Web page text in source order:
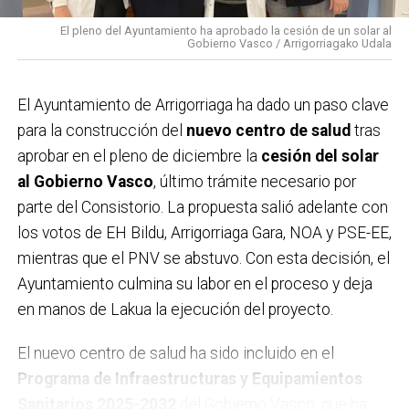
tanto en la recogida de alegaciones como en la
difusión de la campaña. Este respaldo se suma a la
domingo,que ya evidenció el rechazo de buena parte
de la localidad al proyecto ferroviario en su
configuración actual. Con estas acciones, el
Ayuntamiento considera que la postura ciudadana
queda claramente reforzada.
El pleno del Ayuntamiento ha aprobado la cesión de un solar al
Gobierno Vasco / Arrigorriagako Udala
El Ayuntamiento de Arrigorriaga ha dado un paso clave
para la construcción del nuevo centro de salud tras
aprobar en el pleno de diciembre la cesión del solar
al Gobierno Vasco, último trámite necesario por
parte del Consistorio. La propuesta salió adelante con
los votos de EH Bildu, Arrigorriaga Gara, NOA y PSE-EE,
mientras que el PNV se abstuvo. Con esta decisión, el
Ayuntamiento culmina su labor en el proceso y deja
en manos de Lakua la ejecución del proyecto.
El nuevo centro de salud ha sido incluido en el
Programa de Infraestructuras y Equipamientos